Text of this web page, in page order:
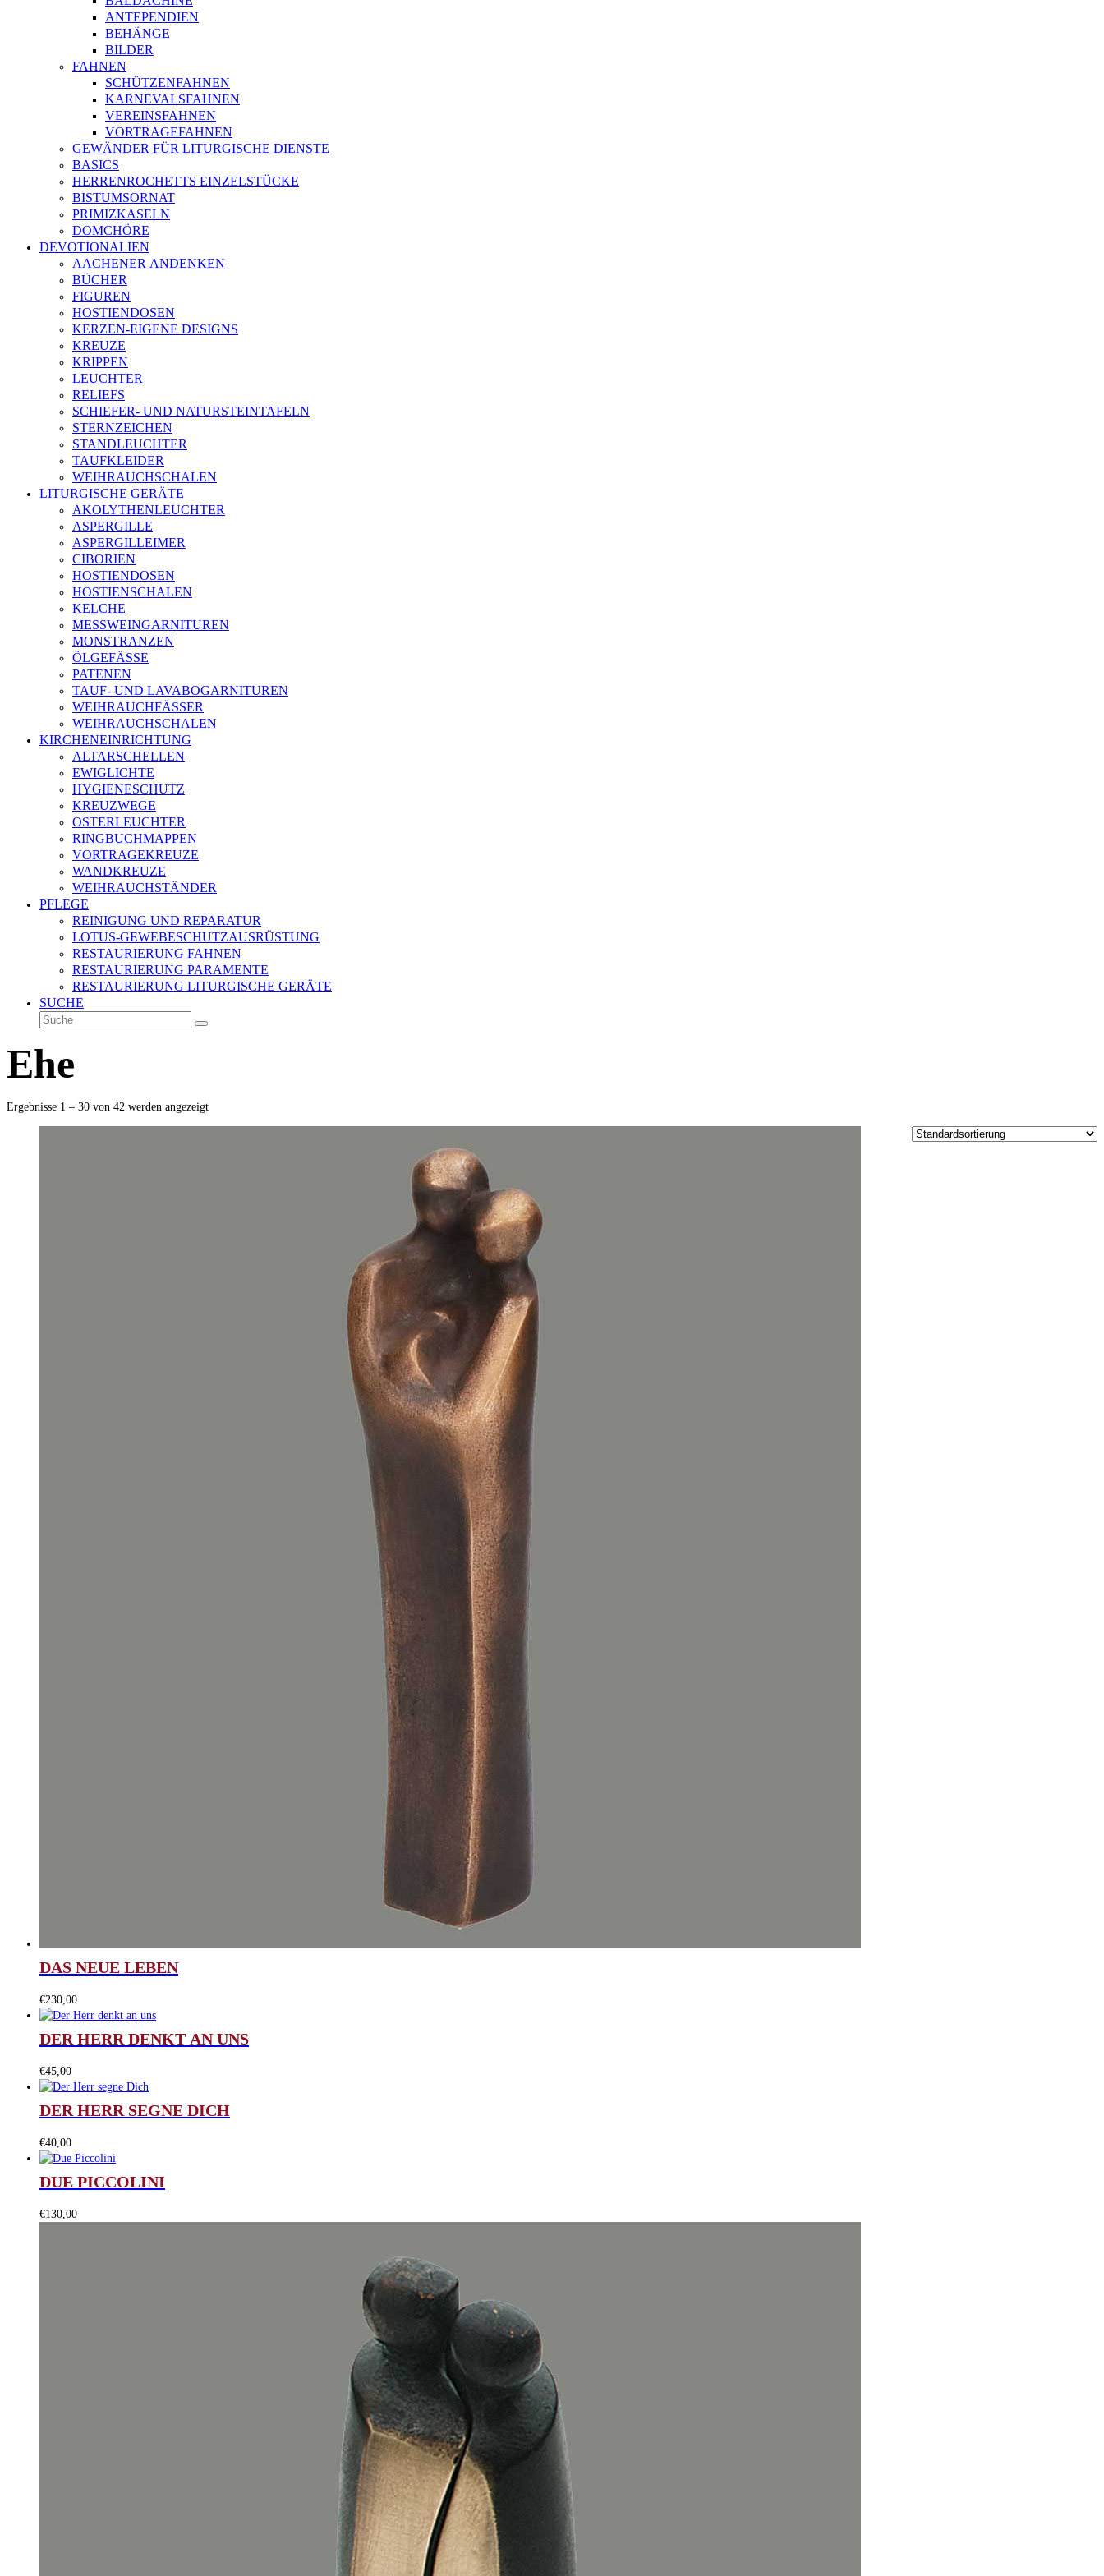
ANTEPENDIEN
BEHÄNGE
BILDER
FAHNEN
SCHÜTZENFAHNEN
KARNEVALSFAHNEN
VEREINSFAHNEN
VORTRAGEFAHNEN
GEWÄNDER FÜR LITURGISCHE DIENSTE
BASICS
HERRENROCHETTS EINZELSTÜCKE
BISTUMSORNAT
PRIMIZKASELN
DOMCHÖRE
DEVOTIONALIEN
AACHENER ANDENKEN
BÜCHER
FIGUREN
HOSTIENDOSEN
KERZEN-EIGENE DESIGNS
KREUZE
KRIPPEN
LEUCHTER
RELIEFS
SCHIEFER- UND NATURSTEINTAFELN
STERNZEICHEN
STANDLEUCHTER
TAUFKLEIDER
WEIHRAUCHSCHALEN
LITURGISCHE GERÄTE
AKOLYTHENLEUCHTER
ASPERGILLE
ASPERGILLEIMER
CIBORIEN
HOSTIENDOSEN
HOSTIENSCHALEN
KELCHE
MESSWEINGARNITUREN
MONSTRANZEN
ÖLGEFÄSSE
PATENEN
TAUF- UND LAVABOGARNITUREN
WEIHRAUCHFÄSSER
WEIHRAUCHSCHALEN
KIRCHENEINRICHTUNG
ALTARSCHELLEN
EWIGLICHTE
HYGIENESCHUTZ
KREUZWEGE
OSTERLEUCHTER
RINGBUCHMAPPEN
VORTRAGEKREUZE
WANDKREUZE
WEIHRAUCHSTÄNDER
PFLEGE
REINIGUNG UND REPARATUR
LOTUS-GEWEBESCHUTZAUSRÜSTUNG
RESTAURIERUNG FAHNEN
RESTAURIERUNG PARAMENTE
RESTAURIERUNG LITURGISCHE GERÄTE
SUCHE
Suche
Senden
Ehe
Ergebnisse 1 – 30 von 42 werden angezeigt
DAS NEUE LEBEN
€230,00
DER HERR DENKT AN UNS
€45,00
DER HERR SEGNE DICH
€40,00
DUE PICCOLINI
€130,00